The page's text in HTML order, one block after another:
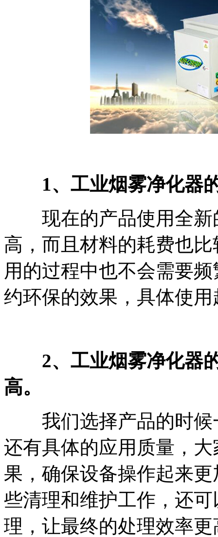
1、工业烟雾净化器
现在的产品使用全新
高，而且材料的耗费也
用的过程中也不会需要
约环保的效果，具体使
2、工业烟雾净化器
高。
我们选择产品的时候
还有具体的应用质量，
果，确保设备操作起来
些清理和维护工作，还
理，让最终的处理效率